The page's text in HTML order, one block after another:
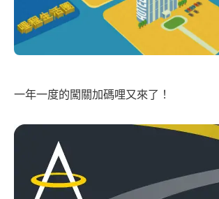
一年一度的闖關加碼哩又來了！